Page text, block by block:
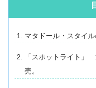
マタドール・スタイ
「スポットライト」
売。